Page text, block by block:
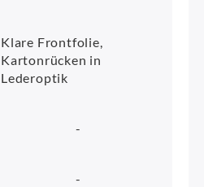
Klare Frontfolie,
Kartonrücken in
Lederoptik
-
-